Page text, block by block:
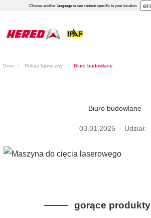
Choose another language to see content specific to your location.
Dom Pokaz fabryczny Biuro budowlane
Biuro budowlane
03.01,2025 Udział:
gorące produkty